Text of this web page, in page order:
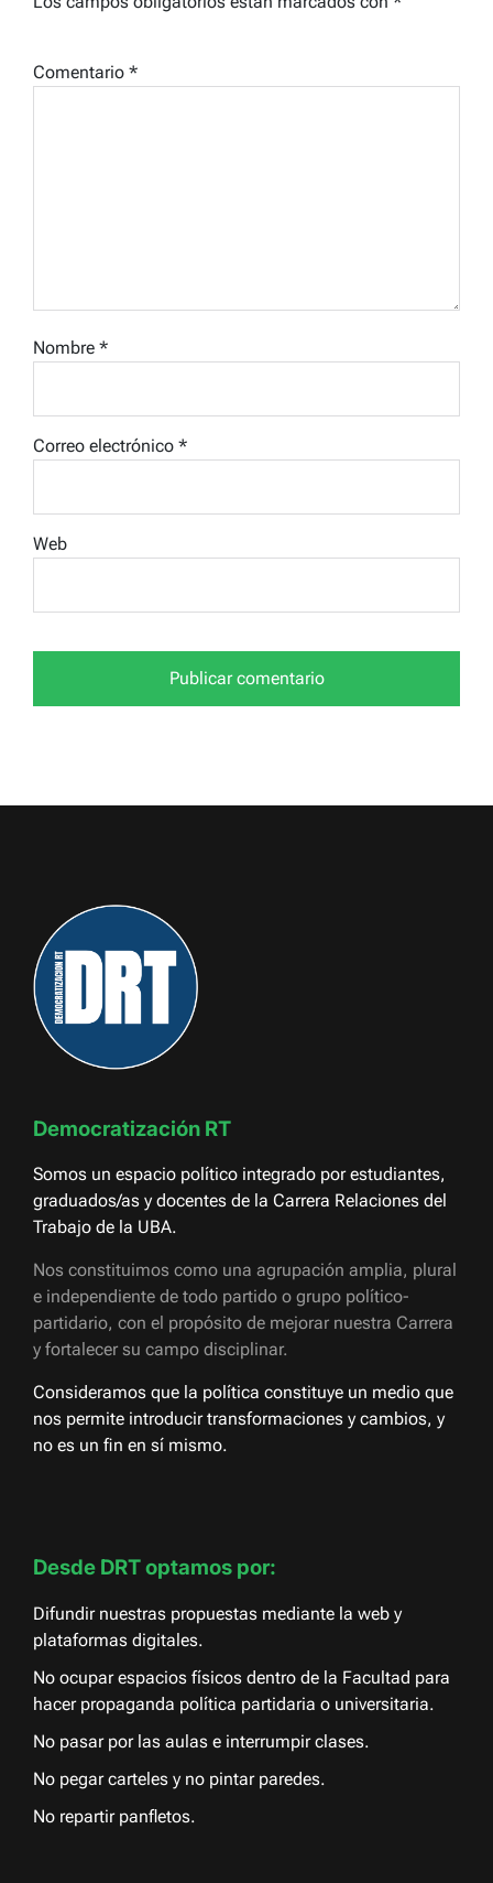
Comentario *
Nombre *
Correo electrónico *
Web
Democratización RT
Somos un espacio político integrado por estudiantes,
graduados/as y docentes de la Carrera Relaciones del
Trabajo de la UBA.
Nos constituimos como una agrupación amplia, plural
e independiente de todo partido o grupo político-
partidario, con el propósito de mejorar nuestra Carrera
y fortalecer su campo disciplinar.
Consideramos que la política constituye un medio que
nos permite introducir transformaciones y cambios, y
no es un fin en sí mismo.
Desde DRT optamos por:
Difundir nuestras propuestas mediante la web y
plataformas digitales.
No ocupar espacios físicos dentro de la Facultad para
hacer propaganda política partidaria o universitaria.
No pasar por las aulas e interrumpir clases.
No pegar carteles y no pintar paredes.
No repartir panfletos.